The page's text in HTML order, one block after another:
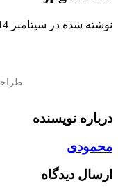
نوشته شده در سپتامبر 14, 2019
درباره نویسنده
محمودی
ارسال دیدگاه